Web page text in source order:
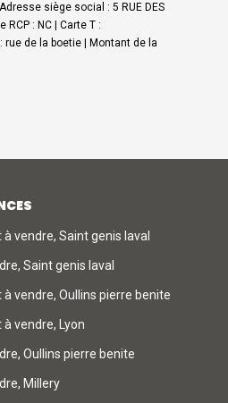
siège social : 5 RUE DES
: NC | Carte T :
de la boetie | Montant de la
vendre, Saint genis laval
Saint genis laval
vendre, Oullins pierre benite
vendre, Lyon
Oullins pierre benite
Millery